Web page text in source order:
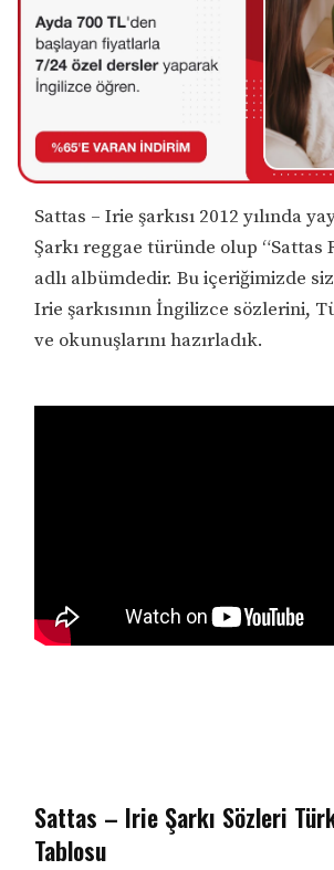
Sattas – Irie şarkısı 2012 yılında
Şarkı reggae türünde olup “Sattas
adlı albümdedir. Bu içeriğimizde
Irie şarkısının İngilizce sözlerini,
ve okunuşlarını hazırladık.
Sattas – Irie Şarkı Sözleri
Tablosu